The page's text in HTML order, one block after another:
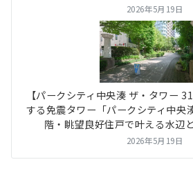
2026年5月19日
【パークシティ中央湊 ザ・タワー
する免震タワー「パークシティ中
階・眺望良好住戸で叶える水辺
2026年5月19日